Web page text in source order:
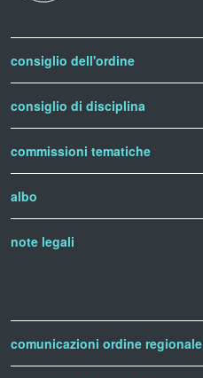
consiglio dell'ordine
consiglio di disciplina
commissioni tematiche
albo
note legali
comunicazioni ordine regionale